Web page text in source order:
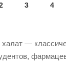
3 4
—